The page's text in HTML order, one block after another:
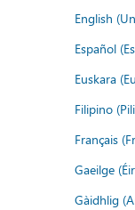
English
Español
Euskara
Filipino
Français
Gaeilge
Gàidhlig